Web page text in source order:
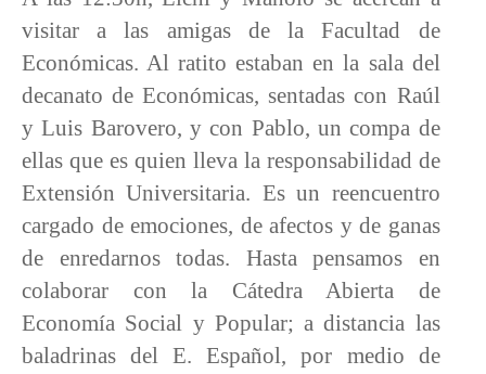
visitar a las amigas de la Facultad de
Económicas. Al ratito estaban en la sala del
decanato de Económicas, sentadas con Raúl
y Luis Barovero, y con Pablo, un compa de
ellas que es quien lleva la responsabilidad de
Extensión Universitaria. Es un reencuentro
cargado de emociones, de afectos y de ganas
de enredarnos todas. Hasta pensamos en
colaborar con la Cátedra Abierta de
Economía Social y Popular; a distancia las
baladrinas del E. Español, por medio de